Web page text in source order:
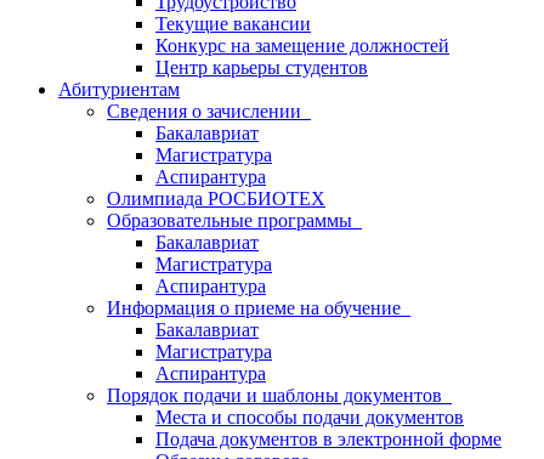
Текущие вакансии
Конкурс на замещение должностей
Центр карьеры студентов
Абитуриентам
Сведения о зачислении
Бакалавриат
Магистратура
Аспирантура
Олимпиада РОСБИОТЕХ
Образовательные программы
Бакалавриат
Магистратура
Аспирантура
Информация о приеме на обучение
Бакалавриат
Магистратура
Аспирантура
Порядок подачи и шаблоны документов
Места и способы подачи документов
Подача документов в электронной форме